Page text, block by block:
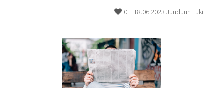
0 18.06.2023 Juuduun Tuki